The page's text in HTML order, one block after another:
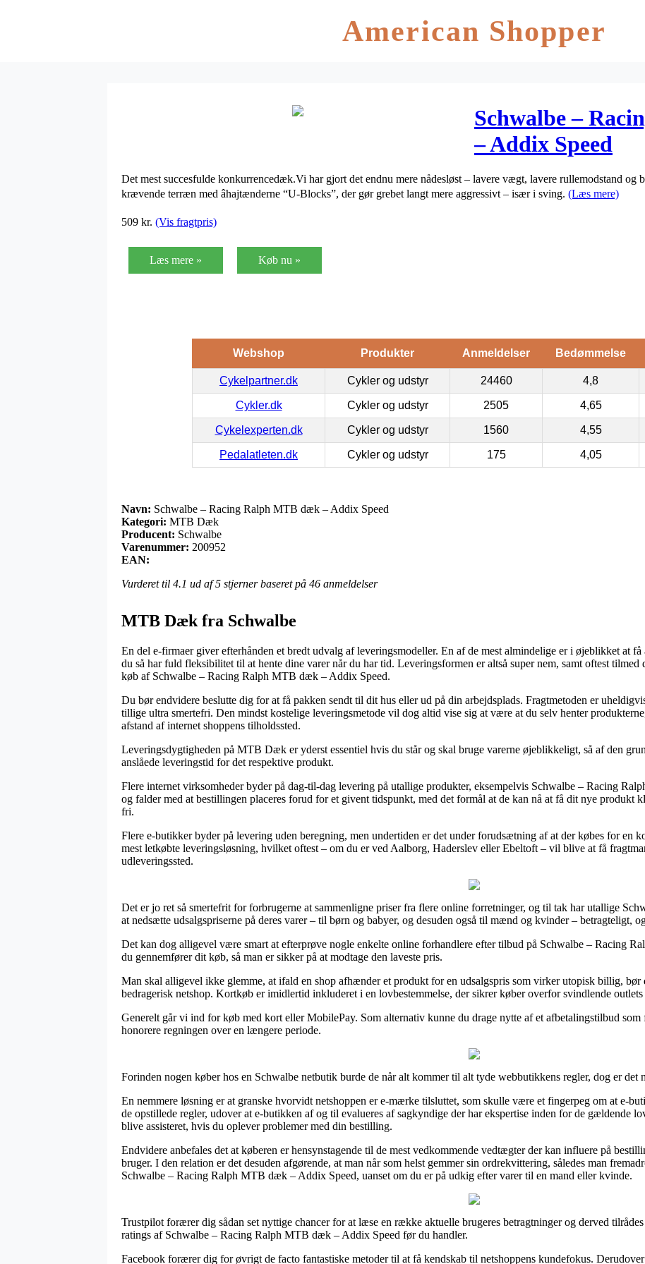
American Shopper
Schwalbe –
– Addix Speed
Det mest succesfulde konkurrencedæk.Vi har gjort det endnu mere nådesløst – lavere vægt, lavere rullemodstand og
krævende terræn med âhajtænderne “U-Blocks”, der gør grebet langt mere aggressivt – især i sving. (Læs mere)
509 kr. (Vis fragtpris)
Læs mere » Køb nu »
Webshop Produkter Anmeldelser Bedømmelse
Cykelpartner.dk Cykler og udstyr 24460 4,8
Cykler.dk Cykler og udstyr 2505 4,65
Cykelexperten.dk Cykler og udstyr 1560 4,55
Pedalatleten.dk Cykler og udstyr 175 4,05
Navn: Schwalbe – Racing Ralph MTB dæk – Addix Speed
Kategori: MTB Dæk
Producent: Schwalbe
Varenummer: 200952
EAN:
Vurderet til 4.1 ud af 5 stjerner baseret på 46 anmeldelser
MTB Dæk fra Schwalbe
En del e-firmaer giver efterhånden et bredt udvalg af leveringsmodeller. En af de mest almindelige er i øjeblikket at
du så har fuld fleksibilitet til at hente dine varer når du har tid. Leveringsformen er altså super nem, samt oftest
køb af Schwalbe – Racing Ralph MTB dæk – Addix Speed.
Du bør endvidere beslutte dig for at få pakken sendt til dit hus eller ud på din arbejdsplads. Fragtmetoden er
tillige ultra smertefri. Den mindst kostelige leveringsmetode vil dog altid vise sig at være at du selv henter
afstand af internet shoppens tilholdssted.
Leveringsdygtigheden på MTB Dæk er yderst essentiel hvis du står og skal bruge varerne øjeblikkeligt, så af den
anslåede leveringstid for det respektive produkt.
Flere internet virksomheder byder på dag-til-dag levering på utallige produkter, eksempelvis Schwalbe – Racing
og falder med at bestillingen placeres forud for et givent tidspunkt, med det formål at de kan nå at få dit nye produkt
fri.
Flere e-butikker byder på levering uden beregning, men undertiden er det under forudsætning af at der købes for en
mest letkøbte leveringsløsning, hvilket oftest – om du er ved Aalborg, Haderslev eller Ebeltoft – vil blive at få
udleveringssted.
Det er jo ret så smertefrit for forbrugerne at sammenligne priser fra flere online forretninger, og til tak har utallige
at nedsætte udsalgspriserne på deres varer – til børn og babyer, og desuden også til mænd og kvinder – betragteligt,
Det kan dog alligevel være smart at efterprøve nogle enkelte online forhandlere efter tilbud på Schwalbe – Racing
du gennemfører dit køb, så man er sikker på at modtage den laveste pris.
Man skal alligevel ikke glemme, at ifald en shop afhænder et produkt for en udsalgspris som virker utopisk billig, bør
bedragerisk netshop. Kortkøb er imidlertid inkluderet i en lovbestemmelse, der sikrer køber overfor svindlende outlets
Generelt går vi ind for køb med kort eller MobilePay. Som alternativ kunne du drage nytte af et afbetalingstilbud
honorere regningen over en længere periode.
Forinden nogen køber hos en Schwalbe netbutik burde de når alt kommer til alt tyde webbutikkens regler, dog er det
En nemmere løsning er at granske hvorvidt netshoppen er e-mærke tilsluttet, som skulle være et fingerpeg om at e-
de opstillede regler, udover at e-butikken af og til evalueres af sagkyndige der har ekspertise inden for de gældende
blive assisteret, hvis du oplever problemer med din bestilling.
Endvidere anbefales det at køberen er hensynstagende til de mest vedkommende vedtægter der kan influere på
bruger. I den relation er det desuden afgørende, at man når som helst gemmer sin ordrekvittering, således man
Schwalbe – Racing Ralph MTB dæk – Addix Speed, uanset om du er på udkig efter varer til en mand eller kvinde.
Trustpilot forærer dig sådan set nyttige chancer for at læse en række aktuelle brugeres betragtninger og derved
ratings af Schwalbe – Racing Ralph MTB dæk – Addix Speed før du handler.
Facebook forærer dig for øvrigt de facto fantastiske metoder til at få kendskab til netshoppens kundefokus.